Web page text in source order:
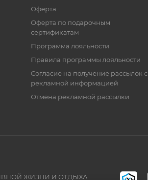
Оферта
Оферта по подарочным
сертификатам
Программа лояльности
Правила программы лояльности
Согласие на получение рассылок с
рекламной информацией
Отмена рекламной рассылки
ЖИЗНИ И ОТДЫХА